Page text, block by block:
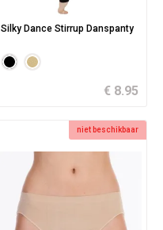
Silky Dance Stirrup Danspanty
€ 8.95
niet beschikbaar